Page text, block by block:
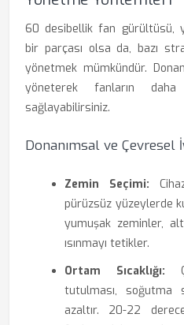
60 desibellik fan gürültüsü,
bir parçası olsa da, bazı
yönetmek mümkündür.
yöneterek fanların
sağlayabilirsiniz.
Donanımsal ve
Zemin Seçimi:
pürüzsüz yüzeylerde
yumuşak zeminler,
ısınmayı tetikler.
Ortam Sıcaklığı:
tutulması, soğutma
azaltır. 20-22